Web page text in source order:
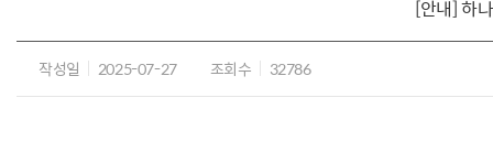
[안내] 하
작성일 2025-07-27 조회수 32786